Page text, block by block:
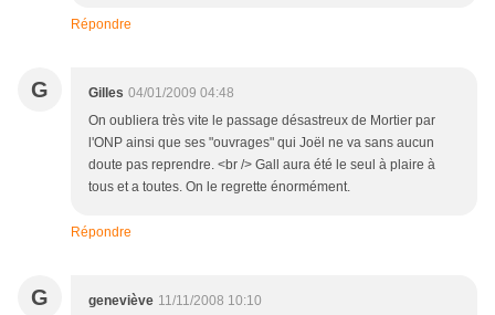
Répondre
G Gilles 04/01/2009 04:48
On oubliera très vite le passage désastreux de Mortier par
l'ONP ainsi que ses "ouvrages" qui Joël ne va sans aucun
doute pas reprendre. <br /> Gall aura été le seul à plaire à
tous et a toutes. On le regrette énormément.
Répondre
G geneviève 11/11/2008 10:10